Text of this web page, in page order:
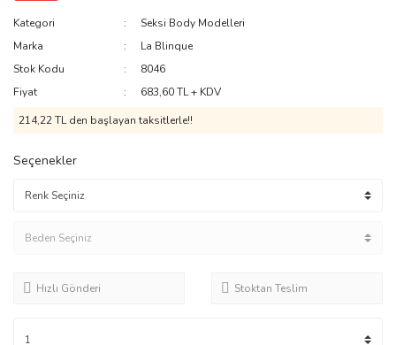
Kategori
Seksi Body Modelleri
Marka
La Blinque
Stok Kodu
8046
Fiyat
683,60 TL + KDV
214,22 TL den başlayan taksitlerle!!
Seçenekler
Hızlı Gönderi Stoktan Teslim